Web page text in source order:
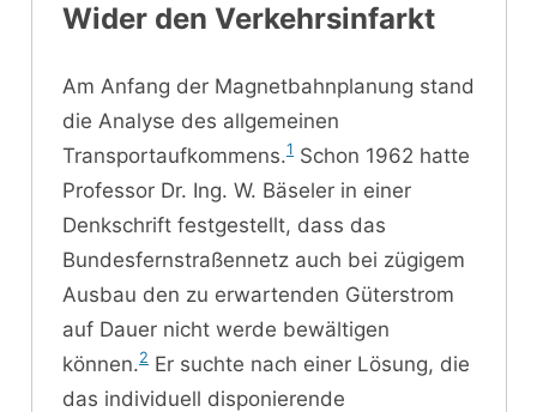
Wider den Verkehrsinfarkt
Am Anfang der Magnetbahnplanung stand
die Analyse des allgemeinen
Transportaufkommens.1 Schon 1962 hatte
Professor Dr. Ing. W. Bäseler in einer
Denkschrift festgestellt, dass das
Bundesfernstraßennetz auch bei zügigem
Ausbau den zu erwartenden Güterstrom
auf Dauer nicht werde bewältigen
können.2 Er suchte nach einer Lösung, die
das individuell disponierende